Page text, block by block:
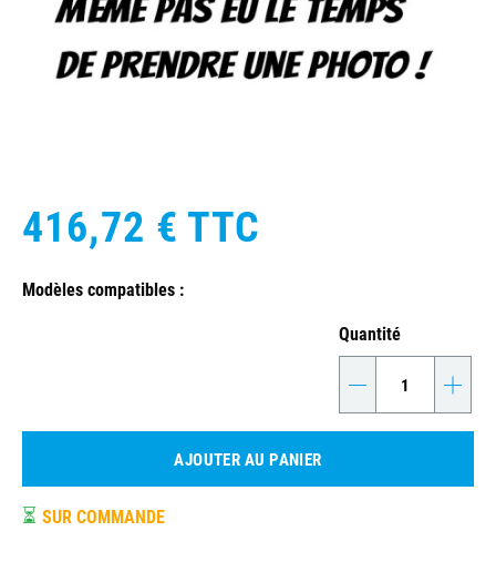
416,72 € TTC
Modèles compatibles :
Quantité
- +
AJOUTER AU PANIER
⏳ SUR COMMANDE